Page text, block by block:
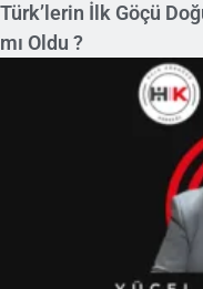
Türk’lerin İlk Göçü
mı Oldu ?